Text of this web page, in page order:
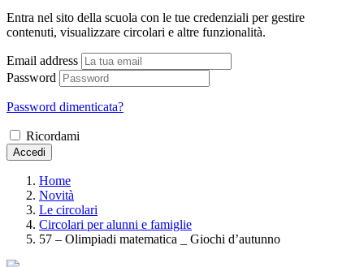
Entra nel sito della scuola con le tue credenziali per gestire
contenuti, visualizzare circolari e altre funzionalità.
Email address
Password
Password dimenticata?
Ricordami
Accedi
Home
Novità
Le circolari
Circolari per alunni e famiglie
57 – Olimpiadi matematica _ Giochi d’autunno